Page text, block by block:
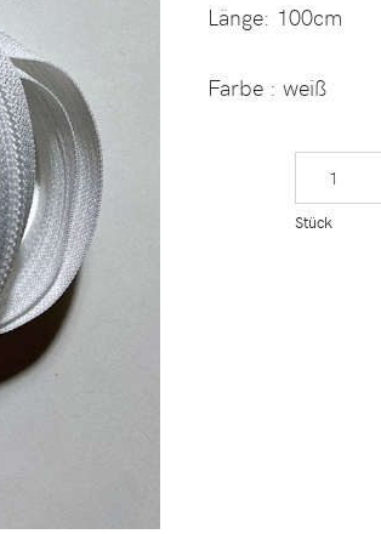
Länge: 100cm
Farbe : weiß
Stück